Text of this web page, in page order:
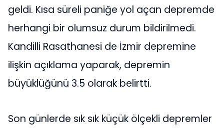
geldi. Kısa süreli paniğe yol açan depremde
herhangi bir olumsuz durum bildirilmedi.
Kandilli Rasathanesi de İzmir depremine
ilişkin açıklama yaparak, depremin
büyüklüğünü 3.5 olarak belirtti.
Son günlerde sık sık küçük ölçekli depremler